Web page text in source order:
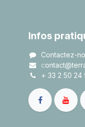
Infos
Contactez-
c
+ 33 2 50 24